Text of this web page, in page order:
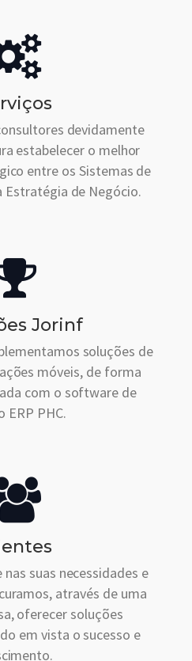
devidamente
estabelecer o melhor
entre os Sistemas de
Estratégia de Negócio.
Jorinf
soluções de
móveis, de forma
com o software de
ERP PHC.
suas necessidades e
através de uma
oferecer soluções
em vista o sucesso e